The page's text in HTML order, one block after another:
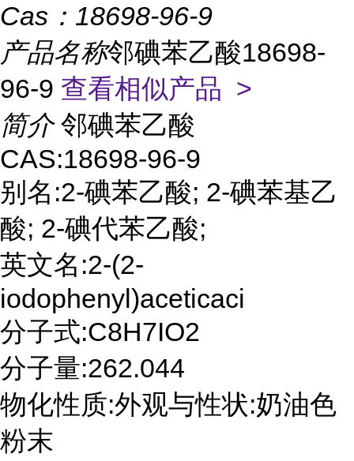
Cas： 18698-96-9
产品名称邻碘苯乙酸18698-
96-9 查看相似产品 >
简介 邻碘苯乙酸
CAS:18698-96-9
别名:2-碘苯乙酸; 2-碘苯基乙
酸; 2-碘代苯乙酸;
英文名:2-(2-
iodophenyl)aceticaci
分子式:C8H7IO2
分子量:262.044
物化性质:外观与性状:奶油色
粉末